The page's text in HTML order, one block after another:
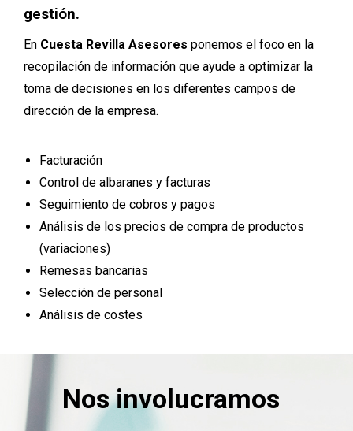
gestión.
En Cuesta Revilla Asesores ponemos el foco en la
recopilación de información que ayude a optimizar la
toma de decisiones en los diferentes campos de
dirección de la empresa.
Facturación
Control de albaranes y facturas
Seguimiento de cobros y pagos
Análisis de los precios de compra de productos
(variaciones)
Remesas bancarias
Selección de personal
Análisis de costes
Nos involucramos